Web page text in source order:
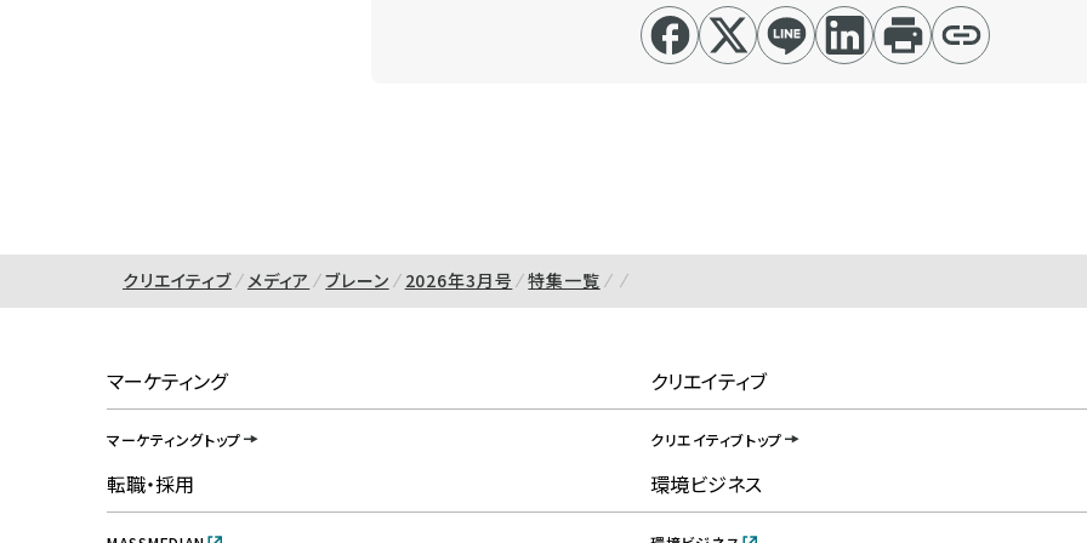
クリエイティブ メディア ブレーン 2026年3月号 特集一覧
マーケティング
マーケティングトップ
クリエイティブ
クリエイティブトップ
転職・採用 環境ビジネス